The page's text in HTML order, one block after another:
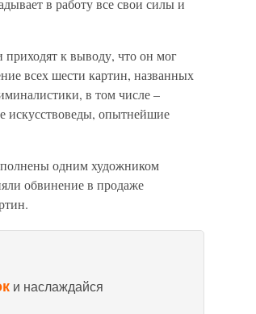
в работу все свои силы и
к выводу, что он мог
всех шести картин, названных
в том числе –
искусствоведы, опытнейшие
одним художником
обвинение в продаже
и наслаждайся